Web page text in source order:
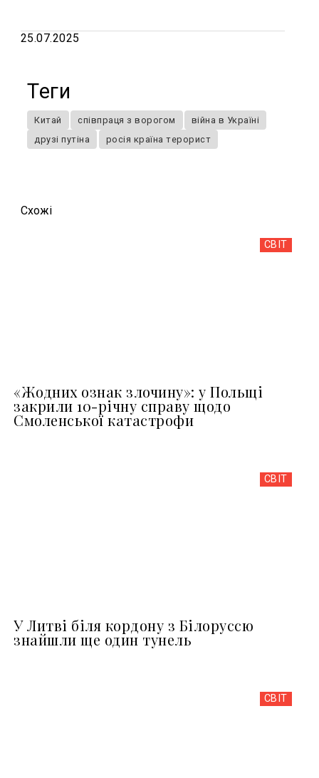
25.07.2025
Теги
Китай співпраця з ворогом
війна в Україні
друзі путіна
росія країна терорист
Схожi
СВІТ
«Жодних ознак злочину»: у Польщі
закрили 10-річну справу щодо
Смоленської катастрофи
СВІТ
У Литві біля кордону з Білоруссю
знайшли ще один тунель
СВІТ